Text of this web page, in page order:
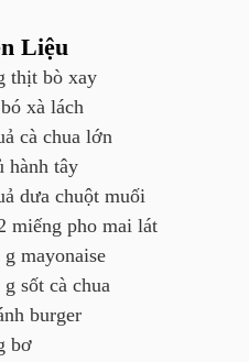
Liệu
thịt bò xay
bó xà lách
cà chua lớn
hành tây
dưa chuột muối
miếng pho mai lát
g mayonaise
g sốt cà chua
burger
bơ